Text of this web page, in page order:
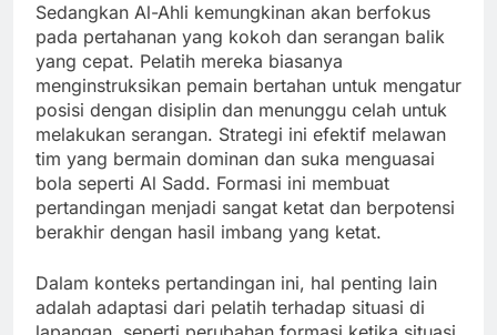
Sedangkan Al-Ahli kemungkinan akan berfokus
pada pertahanan yang kokoh dan serangan balik
yang cepat. Pelatih mereka biasanya
menginstruksikan pemain bertahan untuk mengatur
posisi dengan disiplin dan menunggu celah untuk
melakukan serangan. Strategi ini efektif melawan
tim yang bermain dominan dan suka menguasai
bola seperti Al Sadd. Formasi ini membuat
pertandingan menjadi sangat ketat dan berpotensi
berakhir dengan hasil imbang yang ketat.
Dalam konteks pertandingan ini, hal penting lain
adalah adaptasi dari pelatih terhadap situasi di